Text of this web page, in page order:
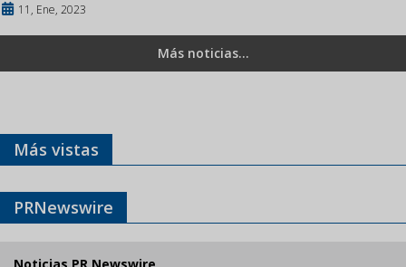
11, Ene, 2023
Más noticias...
Más vistas
PRNewswire